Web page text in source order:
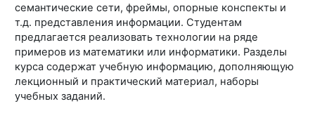
семантические сети, фреймы, опорные конспекты и
т.д. представления информации. Студентам
предлагается реализовать технологии на ряде
примеров из математики или информатики. Разделы
курса содержат учебную информацию, дополняющую
лекционный и практический материал, наборы
учебных заданий.